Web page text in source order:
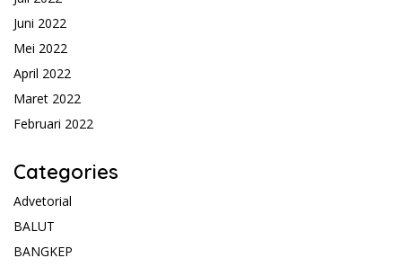
Juni 2022
Mei 2022
April 2022
Maret 2022
Februari 2022
Categories
Advetorial
BALUT
BANGKEP